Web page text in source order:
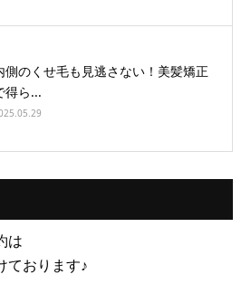
側のくせ毛も見逃さない！美髪矯正
得ら...
は
ております♪